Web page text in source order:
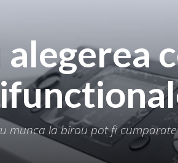
munca la birou pot fi